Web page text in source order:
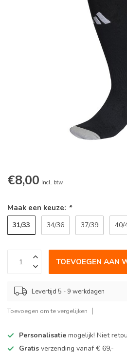
€8,00 Incl. btw
Maak een keuze: *
31/33 34/36 37/39 40/
TOEVOEGEN AAN
Levertijd 5 - 9 werkdagen
Toevoegen om te vergelijken
Personalisatie mogelijk! Niet
Gratis verzending vanaf € 69,-